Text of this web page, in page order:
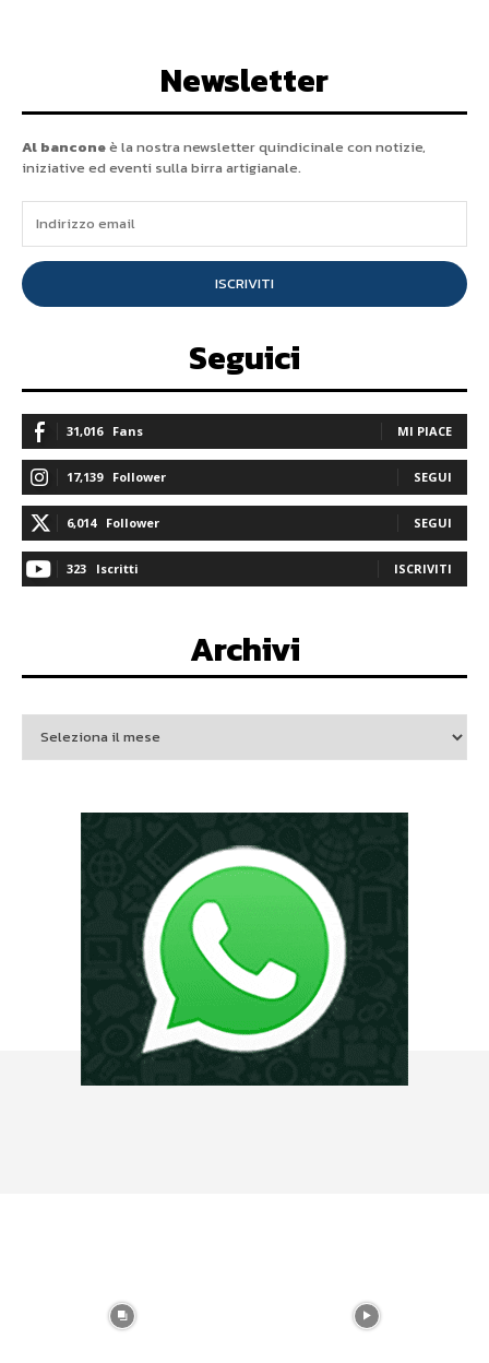
Newsletter
Al banconeè la nostra newsletter quindicinale con notizie,
iniziative ed eventi sulla birra artigianale.
ISCRIVITI
Seguici
31,016 Fans MI PIACE
17,139 Follower SEGUI
6,014 Follower SEGUI
323 Iscritti ISCRIVITI
Archivi